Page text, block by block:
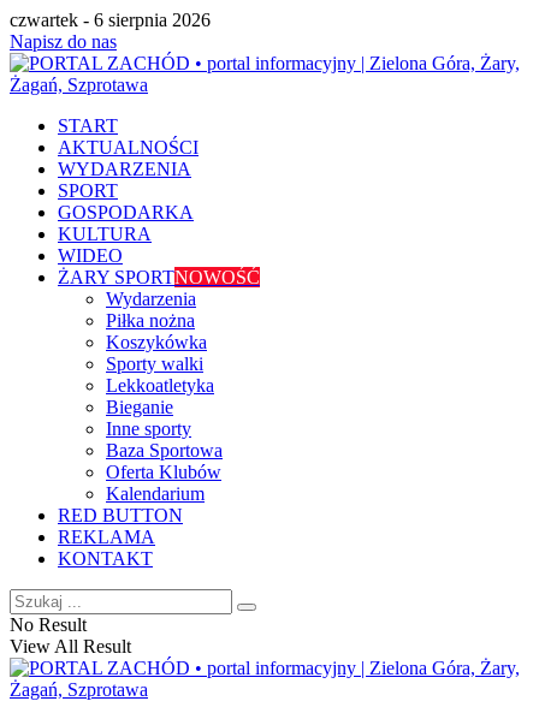
czwartek - 6 sierpnia 2026
Napisz do nas
START
AKTUALNOŚCI
WYDARZENIA
SPORT
GOSPODARKA
KULTURA
WIDEO
ŻARY SPORTNOWOŚĆ
Wydarzenia
Piłka nożna
Koszykówka
Sporty walki
Lekkoatletyka
Bieganie
Inne sporty
Baza Sportowa
Oferta Klubów
Kalendarium
RED BUTTON
REKLAMA
KONTAKT
No Result
View All Result